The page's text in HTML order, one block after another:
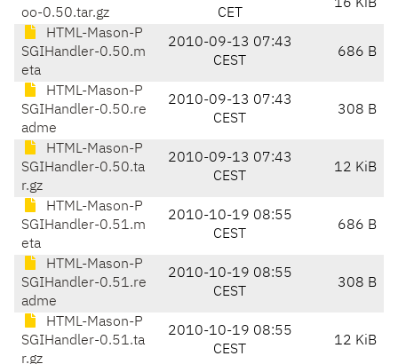
oo-0.50.tar.gz
CET
16 KiB
HTML-Mason-P
SGIHandler-0.50.m
eta
2010-09-13 07:43
CEST
686 B
HTML-Mason-P
SGIHandler-0.50.re
adme
2010-09-13 07:43
CEST
308 B
HTML-Mason-P
SGIHandler-0.50.ta
r.gz
2010-09-13 07:43
CEST
12 KiB
HTML-Mason-P
SGIHandler-0.51.m
eta
2010-10-19 08:55
CEST
686 B
HTML-Mason-P
SGIHandler-0.51.re
adme
2010-10-19 08:55
CEST
308 B
HTML-Mason-P
SGIHandler-0.51.ta
r.gz
2010-10-19 08:55
CEST
12 KiB